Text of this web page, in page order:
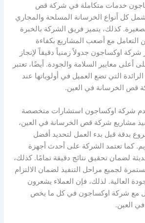
خدمات متكاملة في شركة قص
كل أنواع الخرسانة المسلحة والمجاري
كذلك، يتميز فريق الشركة بالخبرة
التعامل مع أصعب المشاريع بكفاءة
شركة اوكساجون جدولاً زمنياً دقيقاً لإنجاز
أعلى معايير السلامة والجودة. أيضًا، تعتبر
التي تضع العميل في أولوياتها عند
قص الخرسانة في العين.
شركة اوكساجون استشارات متخصصة
مشاريع شركة قص الخرسانة في العين،
بدقة قبل بدء العمل لتحديد أفضل
كما تعتمد الشركة على أحدث أجهزة
لضمان تحقيق نتائج دقيقة تمامًا. كذلك،
لجميع مراحل التنفيذ لضمان الالتزام
العالية. لذلك، فإن العملاء يشعرون
مع شركة اوكساجون في كل ما يخص
العين.